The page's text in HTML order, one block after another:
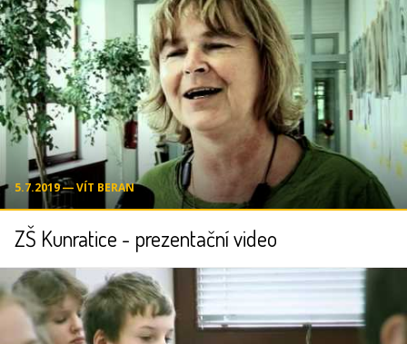
5.7.2019 ― VÍT BERAN
ZŠ Kunratice - prezentační video